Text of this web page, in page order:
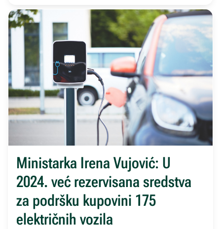
Ministarka Irena Vujović: U
2024. već rezervisana sredstva
za podršku kupovini 175
električnih vozila